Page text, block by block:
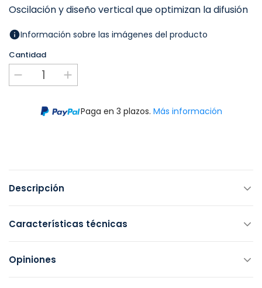
Oscilación y diseño vertical que optimizan la difusión
Información sobre las imágenes del producto
Cantidad
Paga en 3 plazos. Más información
Descripción
Características técnicas
Opiniones